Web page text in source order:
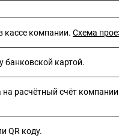
кассе компании. Схема
банковской картой.
на расчётный счёт
QR коду.